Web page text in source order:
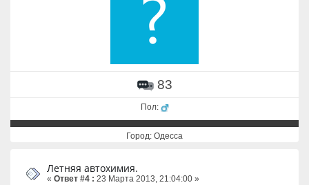
83
Пол:
Город: Одесса
Летняя автохимия.
« Ответ #4 : 23 Марта 2013, 21:04:00 »